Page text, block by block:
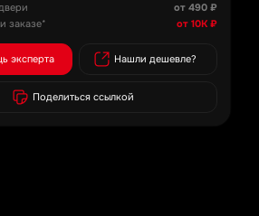
от 490 ₽
заказе* от 10К ₽
эксперта Нашли дешевле?
Поделиться ссылкой